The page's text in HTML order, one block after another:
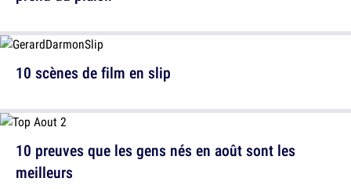
10 preuves que les gens nés en août sont les
meilleurs
10 scènes de film en slip